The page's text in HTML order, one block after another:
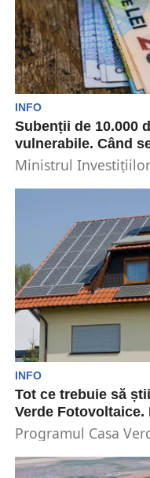
INFO
Subenții de 10.000
vulnerabile. Când
Ministrul
subscrierile pentru
INFO
Tot ce trebuie să
Verde
Programul Casa
septembrie și până